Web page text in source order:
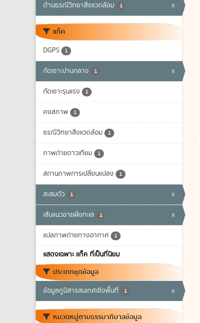
ด้านธรณีวิทยาสิ่งแวดล้อม 1 x
แท็ค
DGPS 1
กัดเซาะปานกลาง 1 x
กัดเซาะรุนแรง 1
คงสภาพ 1
ธรณีวิทยาสิ่งแวดล้อม 1
ภาพถ่ายดาวเทียม 1
สถานภาพการเปลี่ยนแปลง 1
สะสมตัว 1 x
เส้นแนวชายฝั่งทะเล 1 x
แปลภาพถ่ายทางอากาศ 1
แสดงเฉพาะ แท็ค ที่เป็นที่นิยม
ประเภทชุดข้อมูล
ข้อมูลภูมิสารสนเทศเชิงพื้นที่ 1 x
หมวดหมู่ตามธรรมาภิบาลข้อมูล